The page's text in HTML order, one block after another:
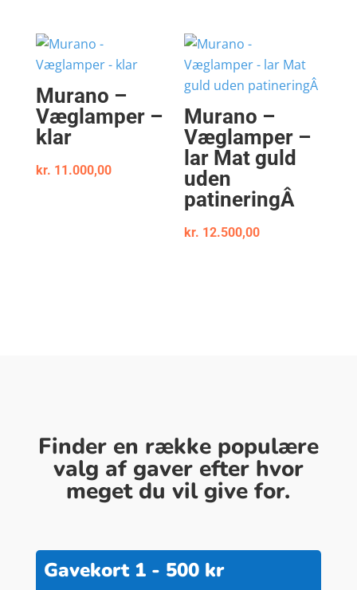
Murano –
Væglamper –
klar
kr. 11.000,00
Murano –
Væglamper –
lar Mat guld
uden
patineringÂ
kr. 12.500,00
Finder en række populære
valg af gaver efter hvor
meget du vil give for.
Gavekort 1 - 500 kr